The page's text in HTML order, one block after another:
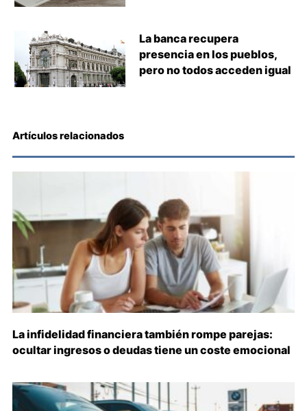
La banca recupera
presencia en los pueblos,
pero no todos acceden igual
Artículos relacionados
La infidelidad financiera también rompe parejas:
ocultar ingresos o deudas tiene un coste emocional